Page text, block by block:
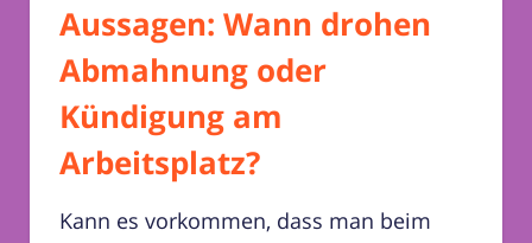
Aussagen: Wann drohen
Abmahnung oder
Kündigung am
Arbeitsplatz?
Kann es vorkommen, dass man beim